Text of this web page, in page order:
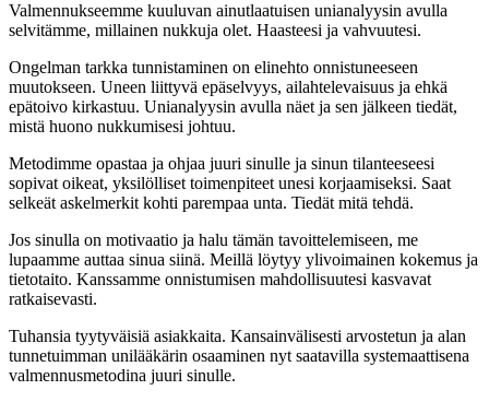
Valmennukseemme kuuluvan ainutlaatuisen unianalyysin avulla
selvitämme, millainen nukkuja olet. Haasteesi ja vahvuutesi.
Ongelman tarkka tunnistaminen on elinehto onnistuneeseen
muutokseen. Uneen liittyvä epäselvyys, ailahtelevaisuus ja ehkä
epätoivo kirkastuu. Unianalyysin avulla näet ja sen jälkeen tiedät,
mistä huono nukkumisesi johtuu.
Metodimme opastaa ja ohjaa juuri sinulle ja sinun tilanteeseesi
sopivat oikeat, yksilölliset toimenpiteet unesi korjaamiseksi. Saat
selkeät askelmerkit kohti parempaa unta. Tiedät mitä tehdä.
Jos sinulla on motivaatio ja halu tämän tavoittelemiseen, me
lupaamme auttaa sinua siinä. Meillä löytyy ylivoimainen kokemus ja
tietotaito. Kanssamme onnistumisen mahdollisuutesi kasvavat
ratkaisevasti.
Tuhansia tyytyväisiä asiakkaita. Kansainvälisesti arvostetun ja alan
tunnetuimman unilääkärin osaaminen nyt saatavilla systemaattisena
valmennusmetodina juuri sinulle.